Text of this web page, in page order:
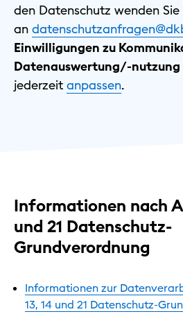
Privat
Geschäftlich
Nachhaltig
den Datenschutz wenden Sie
an
Einwilligungen zu
Datenauswertung/-nutzung
⁠jederzeit ⁠anpassen.
Informationen nach
und 21 Datenschutz-
Grundverordnung
Informationen zur
13, 14 und 21 Datenschutz-